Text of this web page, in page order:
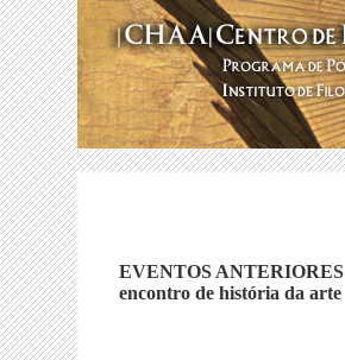
EVENTOS ANTERIORES
encontro de história da arte